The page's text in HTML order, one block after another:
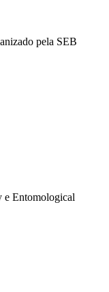
pela SEB
e Entomological